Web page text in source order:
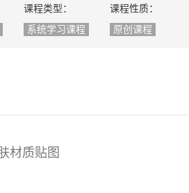
课程类型：
系统学习课程
课程性质：
原创课程
材质贴图